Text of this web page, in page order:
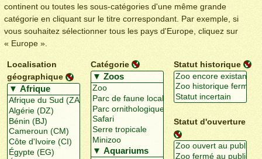
continent ou toutes les sous-catégories d'une même grande
catégorie en cliquant sur le titre correspondant. Par exemple, si
vous souhaitez sélectionner tous les pays d'Europe, cliquez sur
« Europe ».
Localisation
géographique
Catégorie Statut historique
Statut d'ouverture